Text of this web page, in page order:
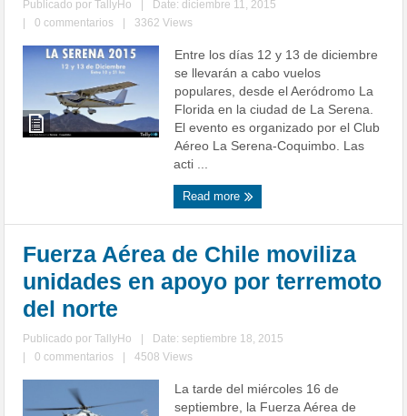
Publicado porTallyHo
Date: diciembre 11, 2015
0 commentarios 3362 Views
Entre los días 12 y 13 de diciembre
se llevarán a cabo vuelos
populares, desde el Aeródromo La
Florida en la ciudad de La Serena.
El evento es organizado por el Club
Aéreo La Serena-Coquimbo. Las
acti ...
Read more
Fuerza Aérea de Chile moviliza
unidades en apoyo por terremoto
del norte
Publicado porTallyHo
Date: septiembre 18, 2015
0 commentarios 4508 Views
La tarde del miércoles 16 de
septiembre, la Fuerza Aérea de